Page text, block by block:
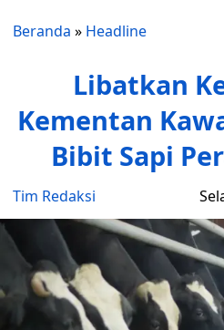
Beranda » Headline
Libatkan
Kementan
Bibit Sapi
Tim Redaksi